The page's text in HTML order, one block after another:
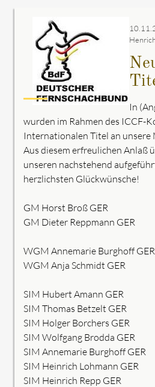
In
wurden im Rahmen des ICCF-
Internationalen Titel an unsere
Aus diesem erfreulichen Anlaß
unseren nachstehend
herzlichsten Glückwünsche!
GM Horst Broß GER
GM Dieter Reppmann GER
WGM Annemarie Burghoff GER
WGM Anja Schmidt GER
SIM Hubert Amann GER
SIM Thomas Betzelt GER
SIM Holger Borchers GER
SIM Wolfgang Brodda GER
SIM Annemarie Burghoff GER
SIM Heinrich Lohmann GER
SIM Heinrich Repp GER